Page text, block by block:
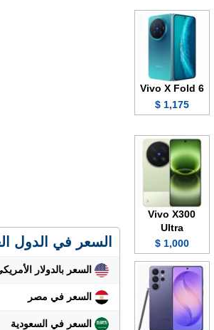
السعر في الدول
السعر بالدولار
السعر في مصر
السعر في السعودية
Vivo X Fold 6
1,175 $
Vivo X300
Ultra
1,000 $